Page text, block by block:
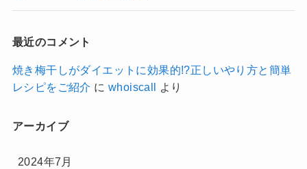
最近のコメント
焼き梅干しがダイエットに効果的!?正しいやり方と簡単
レシピをご紹介 に whoiscall より
アーカイブ
2024年7月